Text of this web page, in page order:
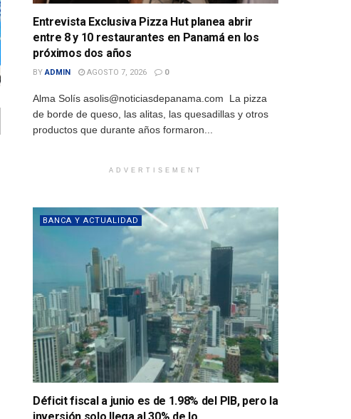
Entrevista Exclusiva Pizza Hut planea abrir
entre 8 y 10 restaurantes en Panamá en los
próximos dos años
BY ADMIN AGOSTO 7, 2026 0
Alma Solís asolis@noticiasdepanama.com La pizza
de borde de queso, las alitas, las quesadillas y otros
productos que durante años formaron...
ADVERTISEMENT
BANCA Y ACTUALIDAD
Déficit fiscal a junio es de 1.98% del PIB, pero la